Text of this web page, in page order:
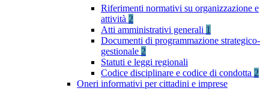
Riferimenti normativi su organizzazione e
attività 2
Atti amministrativi generali 1
Documenti di programmazione strategico-
gestionale 2
Statuti e leggi regionali
Codice disciplinare e codice di condotta 2
Oneri informativi per cittadini e imprese